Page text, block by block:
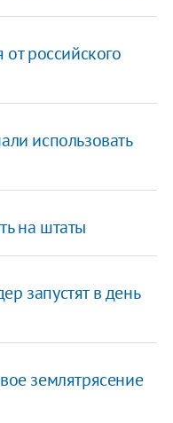
российского
использовать
на штаты
запустят в день
землятрясение